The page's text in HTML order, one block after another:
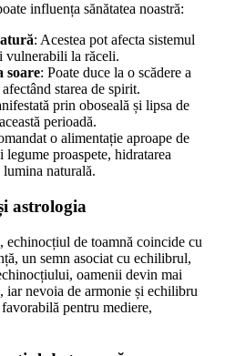
influența sănătatea noastră:
: Acestea pot afecta sistemul
vulnerabili la răceli.
soare: Poate duce la o scădere a
starea de spirit.
prin oboseală și lipsa de
perioadă.
o alimentație aproape de
legume proaspete, hidratarea
lumina naturală.
astrologia
de toamnă coincide cu
un semn asociat cu echilibrul,
oamenii devin mai
iar nevoia de armonie și echilibru
pentru mediere,